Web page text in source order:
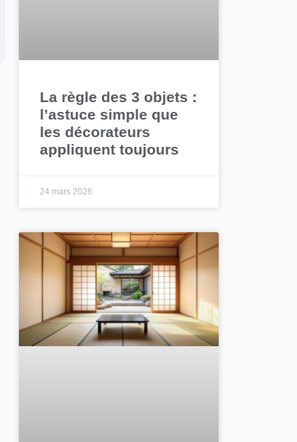
La règle des 3 objets :
l’astuce simple que
les décorateurs
appliquent toujours
24 mars 2026